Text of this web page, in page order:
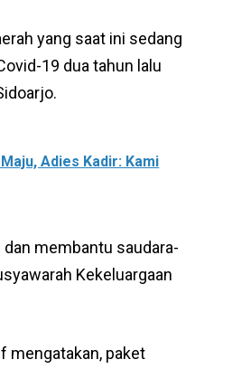
yang saat ini sedang
19 dua tahun lalu
Adies Kadir: Kami
membantu saudara-
Kekeluargaan
mengatakan, paket